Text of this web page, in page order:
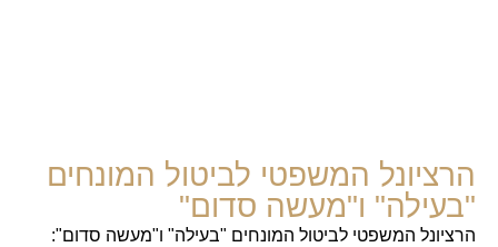
הרציונל המשפטי לביטול המונחים
"בעילה" ו"מעשה סדום"
הרציונל המשפטי לביטול המונחים "בעילה" ו"מעשה סדום":